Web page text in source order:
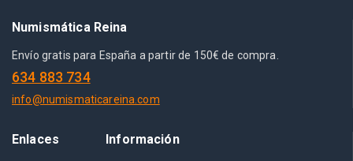
Numismática Reina
Envío gratis para España a partir de 150€ de compra.
634 883 734
info@numismaticareina.com
Enlaces Información